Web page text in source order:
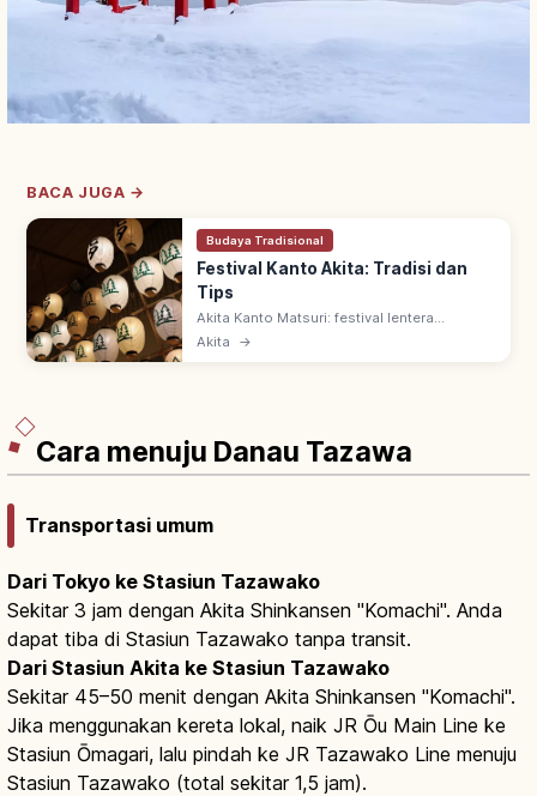
BACA JUGA →
Budaya Tradisional
Festival Kanto Akita: Tradisi dan
Tips
Akita Kanto Matsuri: festival lentera
tradisional tiap 3–6 Agustus di Akita. Salah
Akita →
Cara menuju Danau Tazawa
Transportasi umum
Dari Tokyo ke Stasiun Tazawako
Sekitar 3 jam dengan Akita Shinkansen "Komachi". Anda
dapat tiba di Stasiun Tazawako tanpa transit.
Dari Stasiun Akita ke Stasiun Tazawako
Sekitar 45–50 menit dengan Akita Shinkansen "Komachi".
Jika menggunakan kereta lokal, naik JR Ōu Main Line ke
Stasiun Ōmagari, lalu pindah ke JR Tazawako Line menuju
Stasiun Tazawako (total sekitar 1,5 jam).